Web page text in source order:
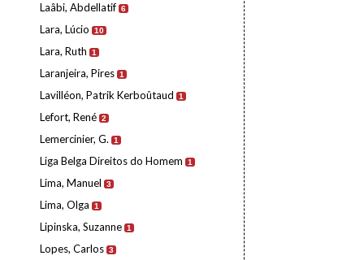
Laâbi, Abdellatif 6
Lara, Lúcio 10
Lara, Ruth 1
Laranjeira, Pires 1
Lavilléon, Patrik Kerboûtaud 1
Lefort, René 2
Lemercinier, G. 1
Liga Belga Direitos do Homem 1
Lima, Manuel 3
Lima, Olga 1
Lipinska, Suzanne 1
Lopes, Carlos 3